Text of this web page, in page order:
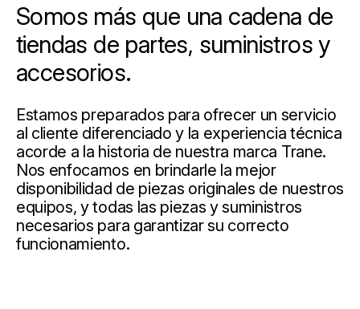
Somos más que una cadena de
tiendas de partes, suministros y
accesorios.
Estamos preparados para ofrecer un servicio
al cliente diferenciado y la experiencia técnica
acorde a la historia de nuestra marca Trane.
Nos enfocamos en brindarle la mejor
disponibilidad de piezas originales de nuestros
equipos, y todas las piezas y suministros
necesarios para garantizar su correcto
funcionamiento.